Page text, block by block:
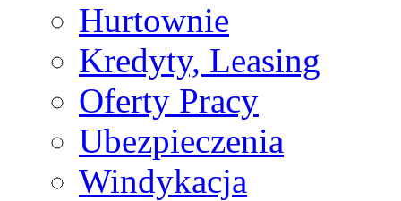
Hurtownie
Kredyty, Leasing
Oferty Pracy
Ubezpieczenia
Windykacja